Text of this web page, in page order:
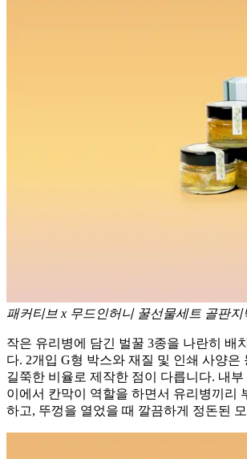
패커티브 x 무드인허니 꿀선물세트 골판
작은 유리병에 담긴 벌꿀 3종을 나란히 배
다. 2개입 G형 박스와 재질 및 인쇄 사양은
길쭉한 비율로 제작한 점이 다릅니다. 내
이에서 칸막이 역할을 하면서 유리병끼리
하고, 뚜껑을 열었을 때 깔끔하게 정돈된